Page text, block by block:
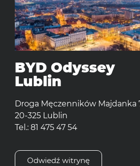
BYD Odyssey
Lublin
Droga Męczenników Majdanka
20-325 Lublin
Tel.: 81 475 47 54
Odwiedź witrynę